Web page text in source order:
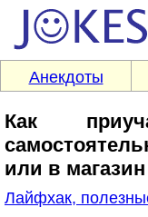
Анекдоты
Как
или в магазин
Лайфхак,